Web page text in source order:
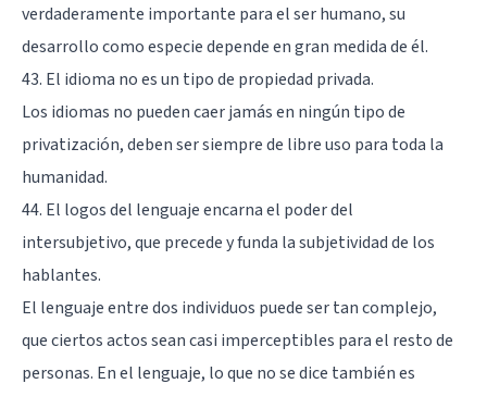
verdaderamente importante para el ser humano, su
desarrollo como especie depende en gran medida de él.
43. El idioma no es un tipo de propiedad privada.
Los idiomas no pueden caer jamás en ningún tipo de
privatización, deben ser siempre de libre uso para toda la
humanidad.
44. El logos del lenguaje encarna el poder del
intersubjetivo, que precede y funda la subjetividad de los
hablantes.
El lenguaje entre dos individuos puede ser tan complejo,
que ciertos actos sean casi imperceptibles para el resto de
personas. En el lenguaje, lo que no se dice también es